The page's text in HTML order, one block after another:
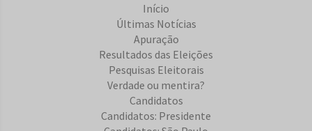
Início
Últimas Notícias
Apuração
Resultados das Eleições
Pesquisas Eleitorais
Verdade ou mentira?
Candidatos
Candidatos: Presidente